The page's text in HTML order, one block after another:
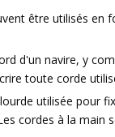
être utilisés
d'un navire, y
toute corde
utilisée pour
cordes à la